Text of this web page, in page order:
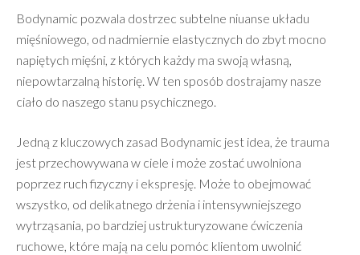
Bodynamic pozwala dostrzec subtelne niuanse układu
mięśniowego, od nadmiernie elastycznych do zbyt mocno
napiętych mięśni, z których każdy ma swoją własną,
niepowtarzalną historię. W ten sposób dostrajamy nasze
ciało do naszego stanu psychicznego.
Jedną z kluczowych zasad Bodynamic jest idea, że trauma
jest przechowywana w ciele i może zostać uwolniona
poprzez ruch fizyczny i ekspresję. Może to obejmować
wszystko, od delikatnego drżenia i intensywniejszego
wytrząsania, po bardziej ustrukturyzowane ćwiczenia
ruchowe, które mają na celu pomóc klientom uwolnić